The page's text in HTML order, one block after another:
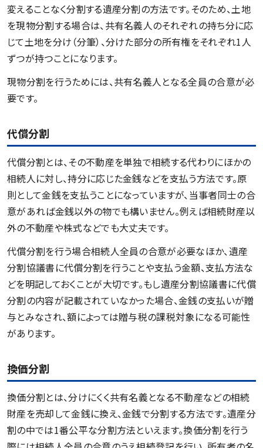
変えることなく分割する遺産分割の方法です。そのため、土地
を現物分割する場合は、共有名義人のそれぞれの持ち分に応
じて土地を分け（分筆）、分けた部分の所有権をそれぞれ1人
ずつが持つことになります。
現物分割を行うためには、共有名義人となる全員の合意が必
要です。
代償分割
代償分割とは、その不動産を単独で相続する代わりにほかの
相続人に対し、持分に応じた金銭などを支払う方法です。原
則として金銭を支払うことになっていますが、当事者同士の合
意があれば金銭以外の物でも構いません。例えば相続財産以
外の不動産や株式などでも大丈夫です。
代償分割を行う場合相続人全員の合意が必要なほか、遺産
分割協議書に代償分割を行うことや支払う金額、支払方法な
どを明記しておくことが大切です。もし遺産分割協議書に代償
分割の内容が記載されていなかった場合、金銭の支払いが贈
与とみなされ、額によっては贈与税の課税対象になる可能性
があります。
換価分割
換価分割とは、分けにくく共有名義となる不動産などの相続
財産を売却して金銭に換え、金銭で分割する方法です。遺産分
割の中では1番公平な分割方法といえます。換価分割を行う